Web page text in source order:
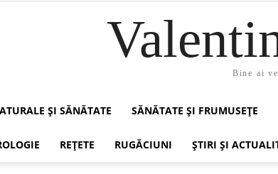
Bine ai
ȘI SĂNĂTATE SĂNĂTATE ȘI FRUMUSEȚE
REȚETE RUGĂCIUNI ȘTIRI ȘI